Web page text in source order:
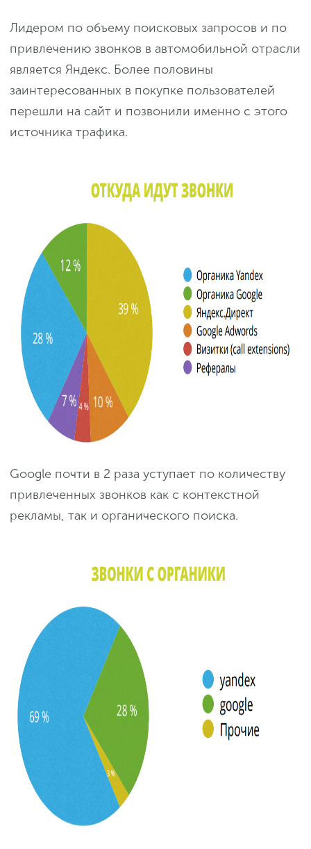
Лидером по объему поисковых запросов и по
привлечению звонков в автомобильной отрасли
является Яндекс. Более половины
заинтересованных в покупке пользователей
перешли на сайт и позвонили именно с этого
источника трафика.
Google почти в 2 раза уступает по количеству
привлеченных звонков как с контекстной
рекламы, так и органического поиска.